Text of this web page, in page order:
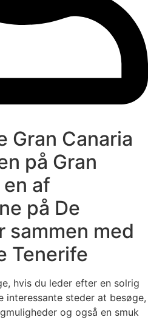
Gran Canaria
på Gran
af
på De
sammen med
Tenerife
hvis du leder efter en solrig
interessante steder at besøge,
og også en smuk